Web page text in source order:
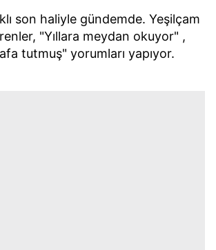
son haliyle gündemde. Yeşilçam
"Yıllara meydan okuyor" ,
tutmuş" yorumları yapıyor.